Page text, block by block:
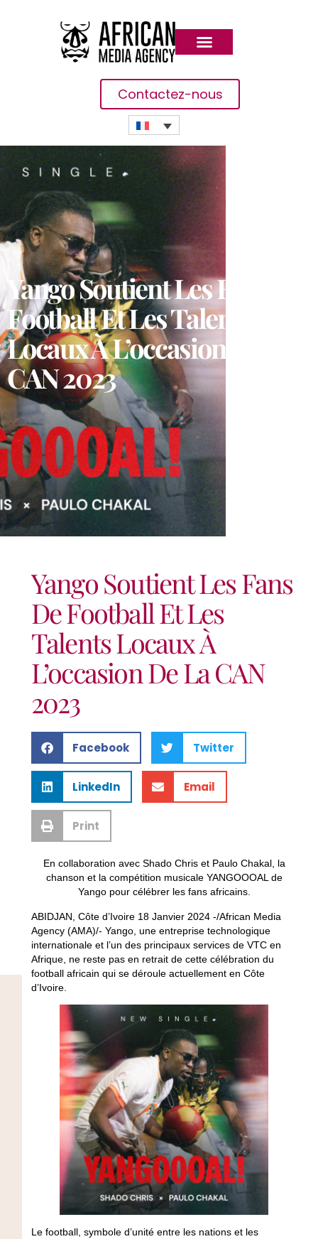
Contactez-nous
Yango Soutient Les Fans De
Football Et Les Talents
Locaux À L’occasion De La
CAN 2023
Yango Soutient Les Fans
De Football Et Les
Talents Locaux À
L’occasion De La CAN
2023
Facebook Twitter
LinkedIn Email
Print
En collaboration avec Shado Chris et Paulo Chakal, la
chanson et la compétition musicale YANGOOOAL de
Yango pour célébrer les fans africains.
ABIDJAN, Côte d’Ivoire 18 Janvier 2024 -/African Media
Agency (AMA)/- Yango, une entreprise technologique
internationale et l’un des principaux services de VTC en
Afrique, ne reste pas en retrait de cette célébration du
football africain qui se déroule actuellement en Côte
d’Ivoire.
Le football, symbole d’unité entre les nations et les